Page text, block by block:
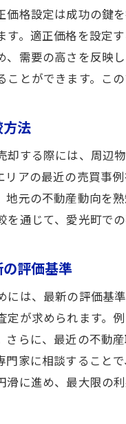
愛
価格設定は成功の鍵
す。適正価格を設定
、需要の高さを反映
とができます。こ
法
却する際には、周辺
リアの最近の売買事
地元の不動産動向を
を通じて、愛光町で
評価基準
は、最新の評価基
定が求められます。
さらに、最近の不動
門家に相談すること
に進め、最大限の